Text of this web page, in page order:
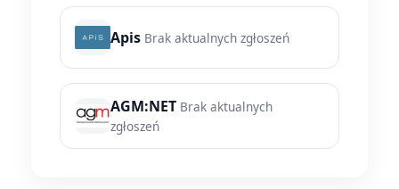
Apis Brak aktualnych zgłoszeń
AGM:NET Brak aktualnych
zgłoszeń